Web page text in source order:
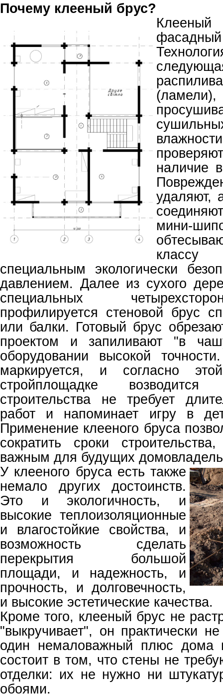
Почему клееный брус?
наличие
удаляют,
мини-
специальным экологически
давлением. Далее из сухого
специальных
профилируется стеновой брус
или балки. Готовый брус
проектом и запиливают "в
оборудовании высокой
маркируется, и согласно
стройплощадке
строительства не требует
работ и напоминает игру в
Применение клееного бруса
сократить сроки
важным для будущих
У клееного бруса есть также
немало других достоинств.
Это и экологичность, и
высокие теплоизоляционные
и влагостойкие свойства, и
возможность сделать
перекрытия большой
площади, и надежность, и
прочность, и долговечность,
и высокие эстетические качества.
Кроме того, клееный брус не
"выкручивает", он практически
один немаловажный плюс дома
состоит в том, что стены не
отделки: их не нужно ни
обоями.